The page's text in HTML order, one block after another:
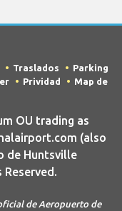
Traslados
Parking
Prividad
Map de
OU trading as
(also
de Huntsville
de Aeropuerto de